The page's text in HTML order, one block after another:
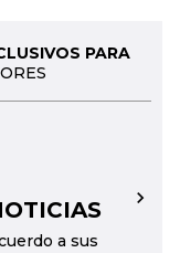
PARA
a sus
→